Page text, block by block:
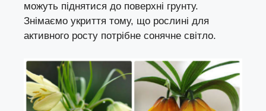
можуть піднятися до поверхні грунту.
Знімаємо укриття тому, що рослині для
активного росту потрібне сонячне світло.